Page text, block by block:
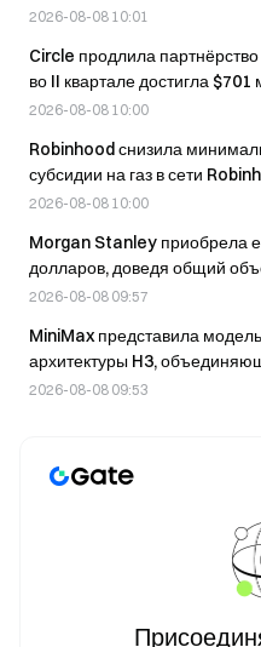
2026-08-08 10:01
Circle продлила
во II квартале достигла
году
2026-08-08 10:00
Robinhood снизила
субсидии на газ в сети
90% действует до 29 сентября
2026-08-08 10:00
Morgan Stanley приобрела
долларов, доведя общий
BTC.
2026-08-08 09:57
MiniMax представила
архитектуры H3,
текстовому описанию и
2026-08-08 09:53